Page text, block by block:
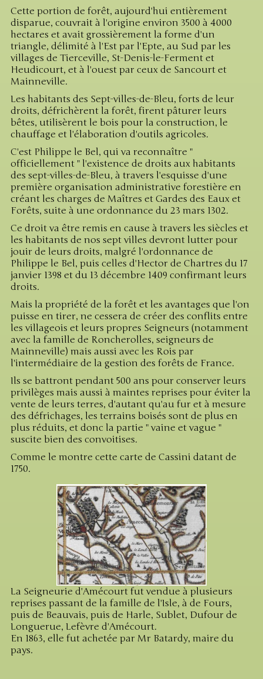
Cette portion de forêt, aujourd'hui entièrement
disparue, couvrait à l'origine environ 3500 à 4000
hectares et avait grossièrement la forme d'un
triangle, délimité à l'Est par l'Epte, au Sud par les
villages de Tierceville, St-Denis-le-Ferment et
Heudicourt, et à l'ouest par ceux de Sancourt et
Mainneville.
Les habitants des Sept-villes-de-Bleu, forts de leur
droits, défrichèrent la forêt, firent pâturer leurs
bêtes, utilisèrent le bois pour la construction, le
chauffage et l'élaboration d'outils agricoles.
C'est Philippe le Bel, qui va reconnaître "
officiellement " l'existence de droits aux habitants
des sept-villes-de-Bleu, à travers l'esquisse d'une
première organisation administrative forestière en
créant les charges de Maîtres et Gardes des Eaux et
Forêts, suite à une ordonnance du 23 mars 1302.
Ce droit va être remis en cause à travers les siècles et
les habitants de nos sept villes devront lutter pour
jouir de leurs droits, malgré l'ordonnance de
Philippe le Bel, puis celles d'Hector de Chartres du 17
janvier 1398 et du 13 décembre 1409 confirmant leurs
droits.
Mais la propriété de la forêt et les avantages que l'on
puisse en tirer, ne cessera de créer des conflits entre
les villageois et leurs propres Seigneurs (notamment
avec la famille de Roncherolles, seigneurs de
Mainneville) mais aussi avec les Rois par
l'intermédiaire de la gestion des forêts de France.
Ils se battront pendant 500 ans pour conserver leurs
privilèges mais aussi à maintes reprises pour éviter la
vente de leurs terres, d'autant qu'au fur et à mesure
des défrichages, les terrains boisés sont de plus en
plus réduits, et donc la partie " vaine et vague "
suscite bien des convoitises.
Comme le montre cette carte de Cassini datant de
1750.
La Seigneurie d'Amécourt fut vendue à plusieurs
reprises passant de la famille de l'Isle, à de Fours,
puis de Beauvais, puis de Harle, Sublet, Dufour de
Longuerue, Lefèvre d'Amécourt.
En 1863, elle fut achetée par Mr Batardy, maire du
pays.